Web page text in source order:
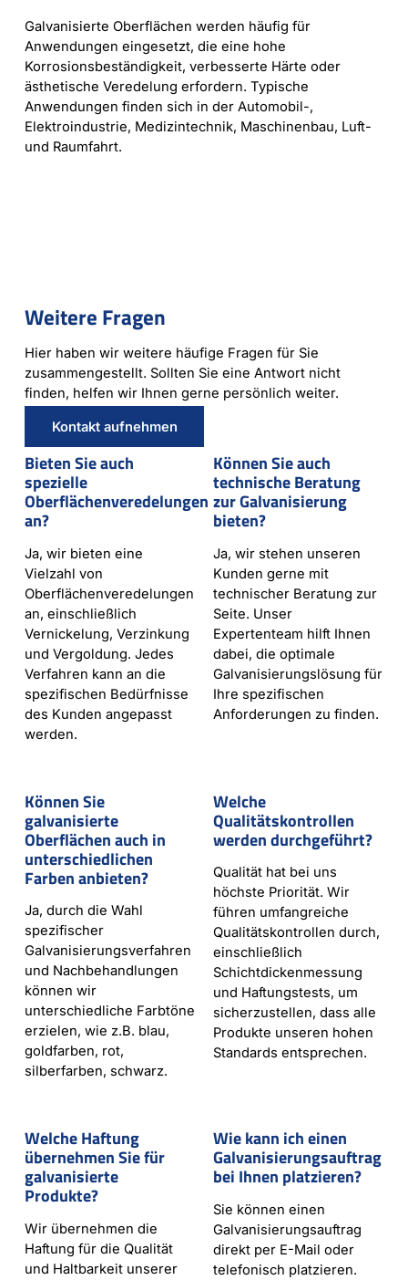
Galvanisierte Oberflächen werden häufig für
Anwendungen eingesetzt, die eine hohe
Korrosionsbeständigkeit, verbesserte Härte oder
ästhetische Veredelung erfordern. Typische
Anwendungen finden sich in der Automobil-,
Elektroindustrie, Medizintechnik, Maschinenbau, Luft-
und Raumfahrt.
Weitere Fragen
Hier haben wir weitere häufige Fragen für Sie
zusammengestellt. Sollten Sie eine Antwort nicht
finden, helfen wir Ihnen gerne persönlich weiter.
Kontakt aufnehmen
Bieten Sie auch
spezielle
Oberflächenveredelungen
an?
Ja, wir bieten eine
Vielzahl von
Oberflächenveredelungen
an, einschließlich
Vernickelung, Verzinkung
und Vergoldung. Jedes
Verfahren kann an die
spezifischen Bedürfnisse
des Kunden angepasst
werden.
Können Sie auch
technische Beratung
zur Galvanisierung
bieten?
Ja, wir stehen unseren
Kunden gerne mit
technischer Beratung zur
Seite. Unser
Expertenteam hilft Ihnen
dabei, die optimale
Galvanisierungslösung für
Ihre spezifischen
Anforderungen zu finden.
Können Sie
galvanisierte
Oberflächen auch in
unterschiedlichen
Farben anbieten?
Ja, durch die Wahl
spezifischer
Galvanisierungsverfahren
und Nachbehandlungen
können wir
unterschiedliche Farbtöne
erzielen, wie z.B. blau,
goldfarben, rot,
silberfarben, schwarz.
Welche
Qualitätskontrollen
werden durchgeführt?
Qualität hat bei uns
höchste Priorität. Wir
führen umfangreiche
Qualitätskontrollen durch,
einschließlich
Schichtdickenmessung
und Haftungstests, um
sicherzustellen, dass alle
Produkte unseren hohen
Standards entsprechen.
Welche Haftung
übernehmen Sie für
galvanisierte
Produkte?
Wir übernehmen die
Haftung für die Qualität
und Haltbarkeit unserer
Wie kann ich einen
Galvanisierungsauftrag
bei Ihnen platzieren?
Sie können einen
Galvanisierungsauftrag
direkt per E-Mail oder
telefonisch platzieren.